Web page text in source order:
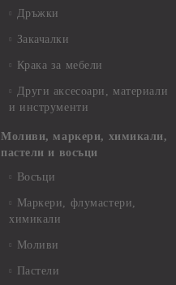
Дръжки
Закачалки
Крака за мебели
Други аксесоари, материали
и инструменти
Моливи, маркери, химикали,
пастели и восъци
Восъци
Маркери, флумастери,
химикали
Моливи
Пастели